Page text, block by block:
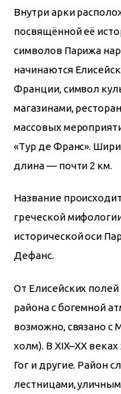
Внутри арки
посвящённой её
символов Парижа
начинаются
Франции, символ
магазинами,
массовых
«Тур де Франс».
длина — почти 2 км.
Название
греческой
исторической оси
Дефанс.
От Елисейских
района с богемной
возможно, связано с
холм). В XIX–XX
Гог и другие. Район
лестницами,